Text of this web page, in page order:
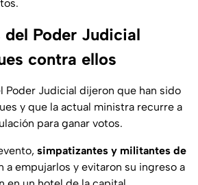
del Poder Judicial
contra ellos
Poder Judicial dijeron que han sido
y que la actual ministra recurre a
para ganar votos.
simpatizantes y militantes de
a empujarlos y evitaron su ingreso a